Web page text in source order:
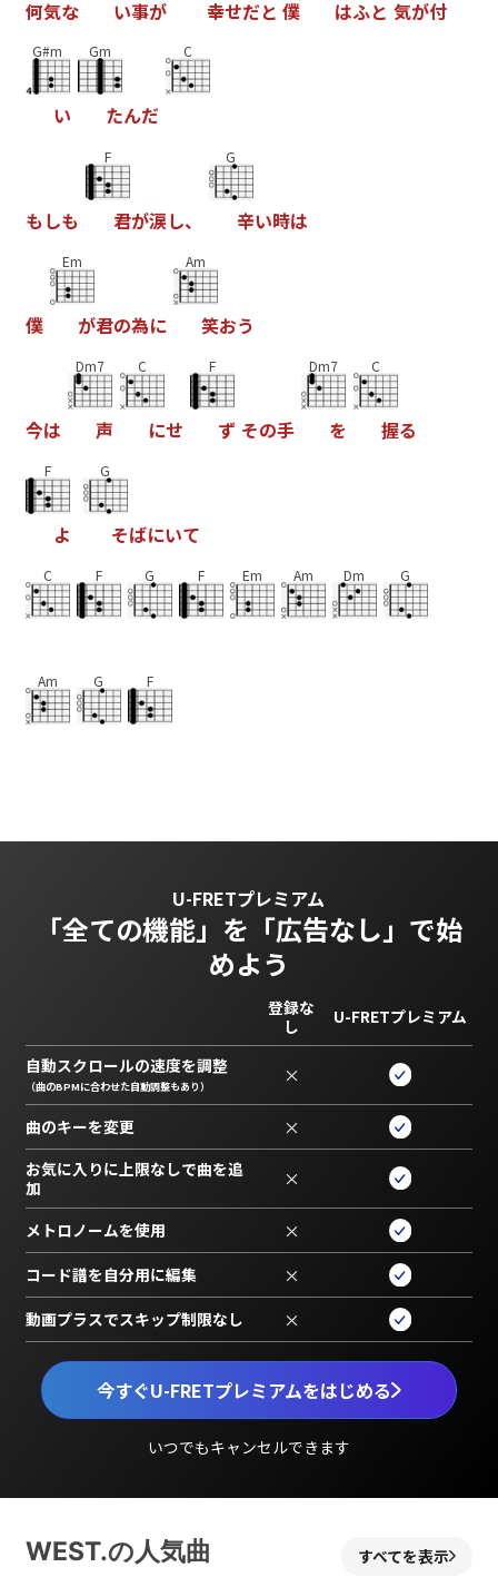
何気な い事が 幸せだと 僕 はふと 気が付
G#m
い
Gm
たんだ
C
もしも
F
君が涙し、
G
辛い時は
僕
Em
が君の為に
Am
笑おう
今は
Dm7
声
C
にせ
F
ず その手
Dm7
を
C
握る
F
よ
G
そばにいて
C F G F Em Am Dm G
Am G F
U-FRETプレミアム
「全ての機能」を 「広告なし」で始
めよう
今すぐU-FRETプレミアムをはじめる
いつでもキャンセルできます
登録な
し
U-FRETプレミアム
自動スクロールの速度を調整
（曲のBPMに合わせた自動調整もあり） ×
曲のキーを変更 ×
お気に入りに上限なしで曲を追
加
×
メトロノームを使用 ×
コード譜を自分用に編集 ×
動画プラスでスキップ制限なし ×
WEST.の人気曲 すべてを表示